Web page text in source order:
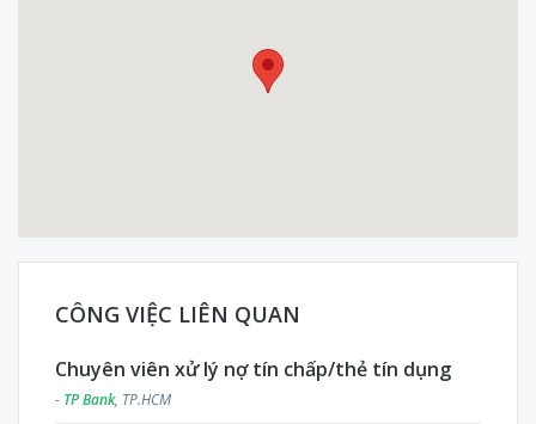
CÔNG VIỆC LIÊN QUAN
Chuyên viên xử lý nợ tín chấp/thẻ tín dụng
- TP Bank, TP.HCM